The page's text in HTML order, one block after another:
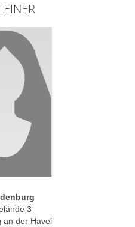
3
an der Havel